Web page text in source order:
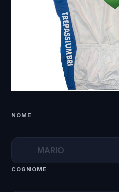
NOME
COGNOME